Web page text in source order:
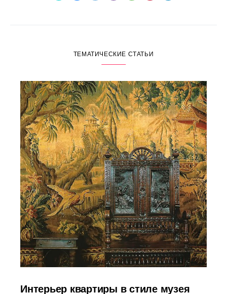
ТЕМАТИЧЕСКИЕ СТАТЬИ
Интерьер квартиры в стиле музея